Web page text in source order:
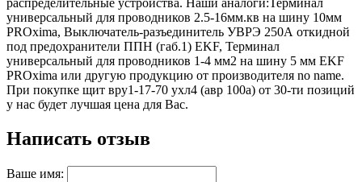
универсальный для проводников 2.5-16мм.кв на шину 10мм
PROxima, Выключатель-разъединитель УВРЭ 250А откидной
под предохранители ППН (габ.1) EKF, Терминал
универсальный для проводников 1-4 мм2 на шину 5 мм EKF
PROxima или другую продукцию от производителя no name.
При покупке щит вру1-17-70 ухл4 (авр 100а) от 30-ти позиций
у нас будет лучшая цена для Вас.
Написать отзыв
Ваше имя: